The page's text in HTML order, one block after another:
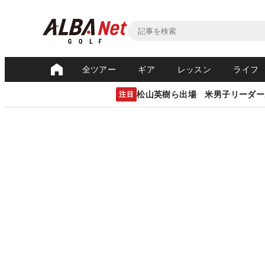
全ツアー ギア レッスン ライフ
注目 松山英樹ら出場 米男子リーダ